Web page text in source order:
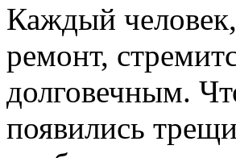
Каждый
ремонт,
долговечным.
появились